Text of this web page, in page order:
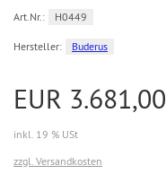
Art.Nr.: H0449
Hersteller: Buderus
EUR
inkl. 19 % USt
zzgl. Versandkosten